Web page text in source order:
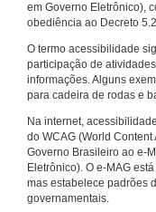
em Governo Eletrônico),
obediência ao Decreto
O termo acessibilidade
participação de
informações. Alguns
para cadeira de rodas e
Na internet,
do WCAG (World
Governo Brasileiro ao e-
Eletrônico). O e-MAG
mas estabelece padrões
governamentais.